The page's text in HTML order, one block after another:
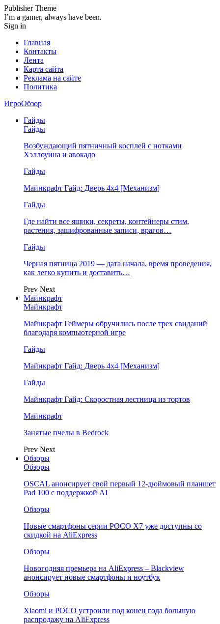
Publisher Theme
I’m a gamer, always have been.
Sign in
Главная
Контакты
Лента
Карта сайта
Реклама на сайте
Политика
ИгроОбзор
Гайды
Гайды
Возбуждающий пятничный косплей с нотками
Хэллоуина и авокадо
Гайды
Майнкрафт Гайд: Дверь 4х4 [Механизм]
Гайды
Где найти все ящики, секреты, контейнеры стим,
растения, зашифрованные записи, врагов…
Гайды
Черная пятница 2019 — дата начала, время проведения,
как легко купить и доставить…
Prev Next
Майнкрафт
Майнкрафт
Майнкрафт Геймеры обручились после трех свиданий
благодаря компьютерной игре
Гайды
Майнкрафт Гайд: Дверь 4х4 [Механизм]
Гайды
Майнкрафт Гайд: Скоростная лестница из тортов
Майнкрафт
Занятые пчелы в Bedrock
Prev Next
Обзоры
Обзоры
OSCAL анонсирует свой первый 12-дюймовый планшет
Pad 100 с поддержкой AI
Обзоры
Новые смартфоны серии POCO X7 уже доступны со
скидкой на AliExpress
Обзоры
Новогодняя премьера на AliExpress – Blackview
анонсирует новые смартфоны и ноутбук
Обзоры
Xiaomi и POCO устроили под конец года большую
распродажу на AliExpress